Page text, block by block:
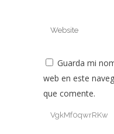
Guarda mi
web en este
que comente.